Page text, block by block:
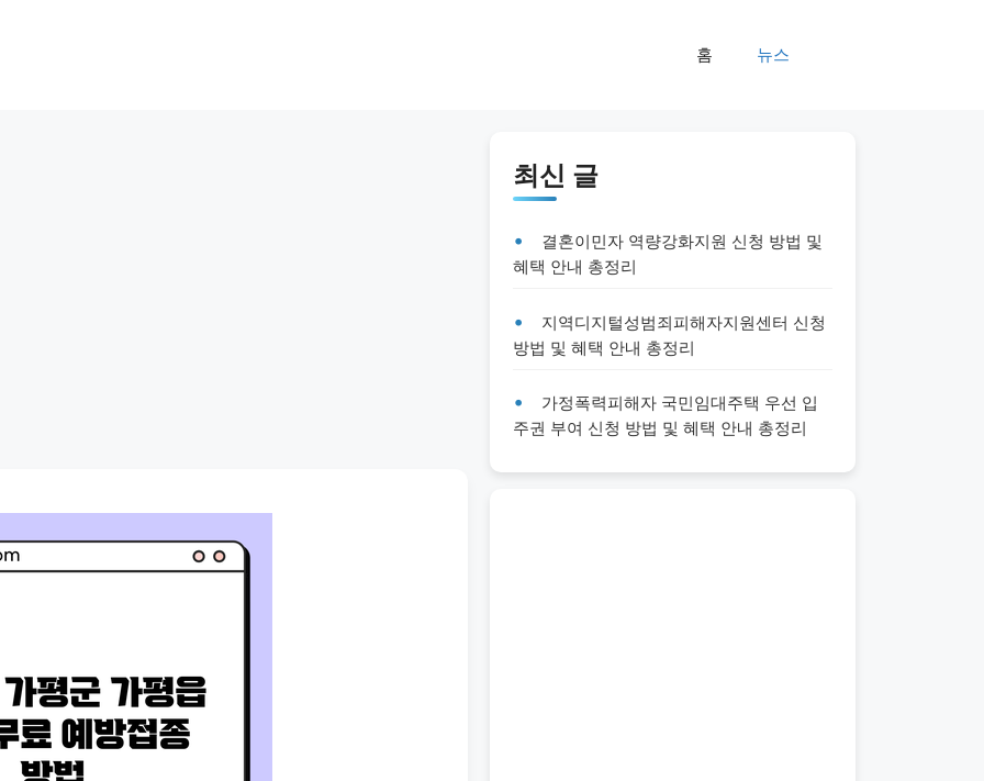
홈 뉴스
최신 글
결혼이민자 역량강화지원 신청 방법 및
혜택 안내 총정리
지역디지털성범죄피해자지원센터 신청
방법 및 혜택 안내 총정리
가정폭력피해자 국민임대주택 우선 입
주권 부여 신청 방법 및 혜택 안내 총정리